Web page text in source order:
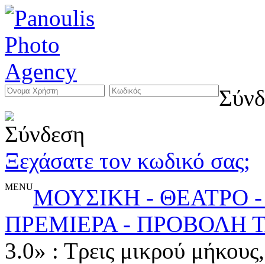
Ξεχάσατε τον κωδικό σας;
MENUΜΟΥΣΙΚΗ - ΘΕΑΤΡΟ
ΠΡΕΜΙΕΡΑ - ΠΡΟΒΟΛΗ
3.0» : Τρεις μικρού